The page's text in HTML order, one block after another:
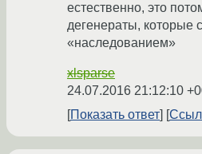
естественно, это
дегенераты, которые
«наследованием»
xlsparse
24.07.2016 21:12:10
Показать ответ